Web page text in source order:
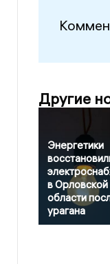
Другие
Энергетики
в Орловской
области
урагана